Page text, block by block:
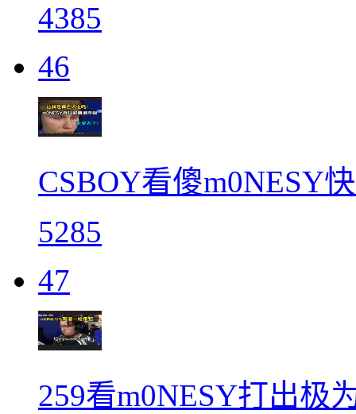
4385
46
CSBOY看傻m0NESY
5285
47
259看m0NESY打出极